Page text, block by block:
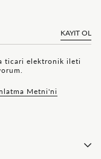
KAYIT OL
ticari elektronik ileti
Metni'ni